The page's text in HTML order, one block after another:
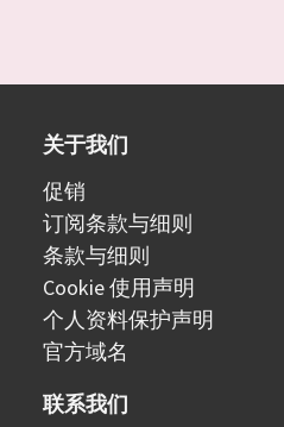
关于我们
促销
订阅条款与细则
条款与细则
Cookie 使用声明
个人资料保护声明
官方域名
联系我们